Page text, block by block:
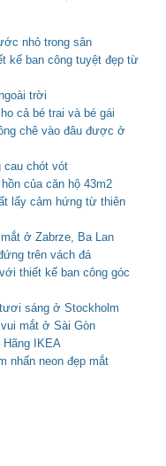
nhỏ trong sân
kế ban công tuyệt đẹp từ
trời
cả bé trai và bé gái
chê vào đâu được ở
cau chót vót
của căn hộ 43m2
lấy cảm hứng từ thiên
ở Zabrze, Ba Lan
trên vách đá
thiết kế ban công góc
sáng ở Stockholm
mắt ở Sài Gòn
Hãng IKEA
nhấn neon đẹp mắt